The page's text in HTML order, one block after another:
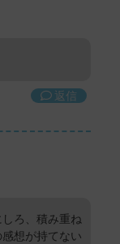
返信
ろ、積み重ね
想が持てない